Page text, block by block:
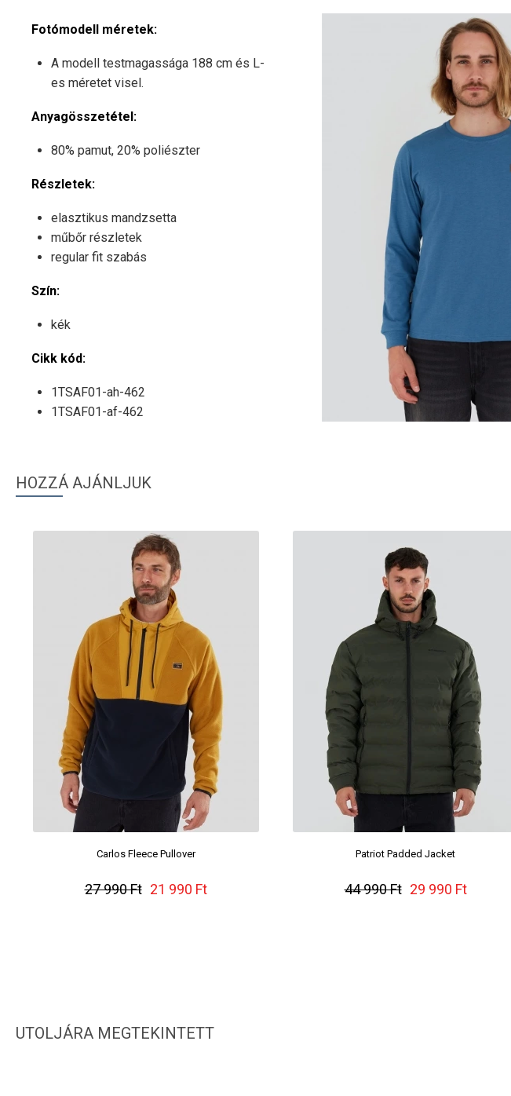
Fotómodell méretek:
A modell testmagassága 188 cm és L-
es méretet visel.
Anyagösszetétel:
80% pamut, 20% poliészter
Részletek:
elasztikus mandzsetta
műbőr részletek
regular fit szabás
Szín:
kék
Cikk kód:
1TSAF01-ah-462
1TSAF01-af-462
HOZZÁ AJÁNLJUK
Carlos Fleece Pullover
27 990 Ft 21 990 Ft
Patriot Padded Jacket
44 990 Ft 29 990 Ft
UTOLJÁRA MEGTEKINTETT